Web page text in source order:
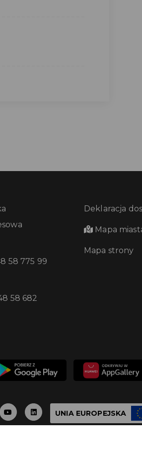
58 775 99
58 682
Deklaracja
Mapa
Mapa strony
UNIA EUROPEJSKA